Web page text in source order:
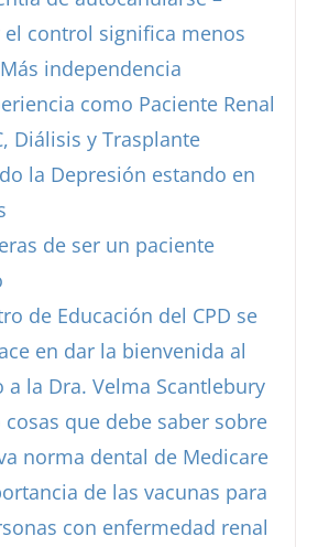
el control significa menos
independencia
como Paciente Renal
Diálisis y Trasplante
la Depresión estando en
de ser un paciente
de Educación del CPD se
en dar la bienvenida al
a la Dra. Velma Scantlebury
cosas que debe saber sobre
norma dental de Medicare
de las vacunas para
con enfermedad renal